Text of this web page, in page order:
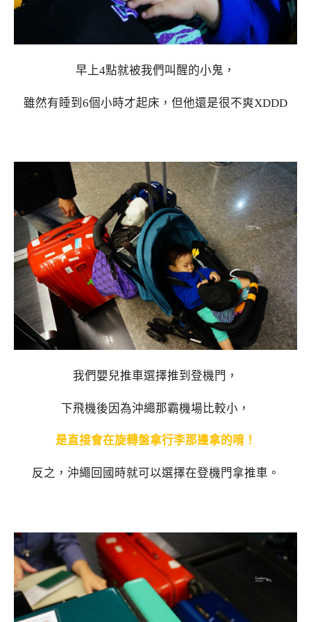
早上4點就被我們叫醒的小鬼，
雖然有睡到6個小時才起床，但他還是很不爽XDDD
我們嬰兒推車選擇推到登機門，
下飛機後因為沖繩那霸機場比較小，
是直接會在旋轉盤拿行李那邊拿的唷！
反之，沖繩回國時就可以選擇在登機門拿推車。